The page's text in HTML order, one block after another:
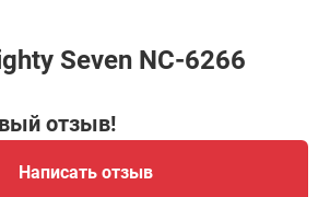
Seven NC-6266
отзыв!
Написать отзыв